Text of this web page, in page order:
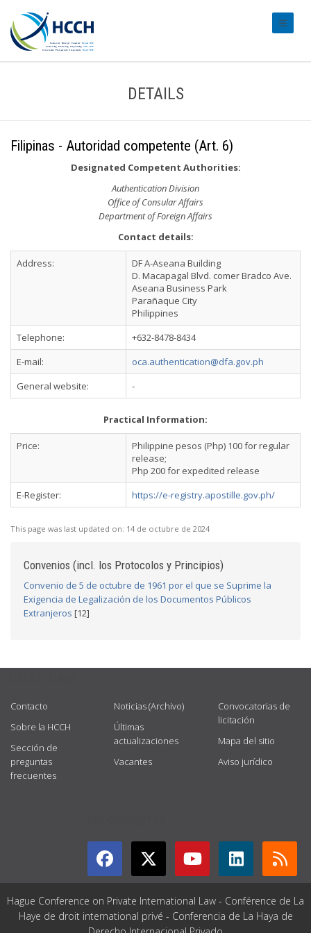
DETAILS
Filipinas - Autoridad competente (Art. 6)
Designated Competent Authorities:
Authentication Division
Office of Consular Affairs
Department of Foreign Affairs
Contact details:
Address:
DF A-Aseana Building
D. Macapagal Blvd. comer Bradco Ave.
Aseana Business Park
Parañaque City
Philippines
Telephone:
+632-8478-8434
E-mail:
oca.authentication@dfa.gov.ph
General website:
-
Practical Information:
Price:
Philippine pesos (Php) 100 for regular
release;
Php 200 for expedited release
E-Register:
https://e-registry.apostille.gov.ph/
This page was last updated on: 14 de octubre de 2024
Convenios (incl. los Protocolos y Principios)
Convenio de 5 de octubre de 1961 por el que se Suprime la
Exigencia de Legalización de los Documentos Públicos
Extranjeros [12]
Contacto
Sobre la HCCH
Sección de
preguntas
frecuentes
Noticias (Archivo)
Últimas
actualizaciones
Vacantes
Convocatorias de
licitación
Mapa del sitio
Aviso jurídico
Hague Conference on Private International Law - Conférence de La
Haye de droit international privé - Conferencia de La Haya de